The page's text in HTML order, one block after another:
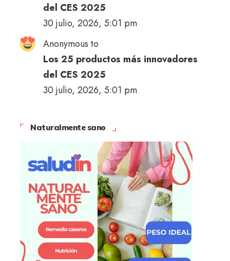
del CES 2025
30 julio, 2026, 5:01 pm
Anonymous to
Los 25 productos más innovadores
del CES 2025
30 julio, 2026, 5:01 pm
Naturalmente sano